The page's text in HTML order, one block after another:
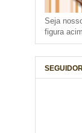
Seja
figura